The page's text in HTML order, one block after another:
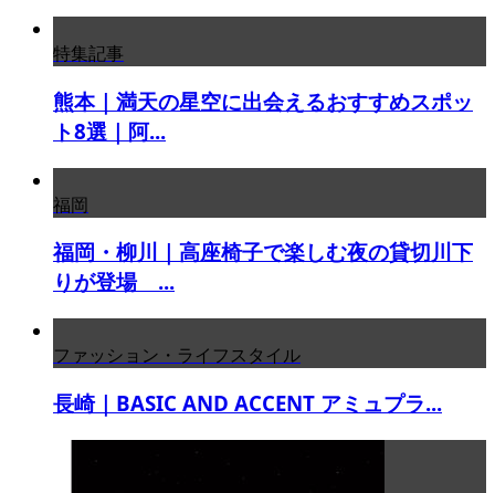
特集記事
熊本｜満天の星空に出会えるおすすめスポッ
ト8選｜阿...
福岡
福岡・柳川｜高座椅子で楽しむ夜の貸切川下
りが登場 ...
ファッション・ライフスタイル
長崎｜BASIC AND ACCENT アミュプラ...